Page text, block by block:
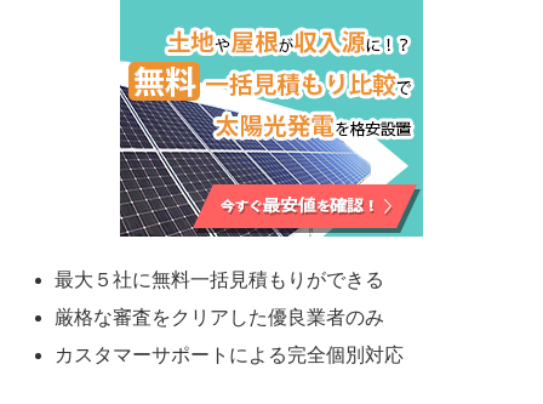
最大５社に無料一括見積もりができる
厳格な審査をクリアした優良業者のみ
カスタマーサポートによる完全個別対応